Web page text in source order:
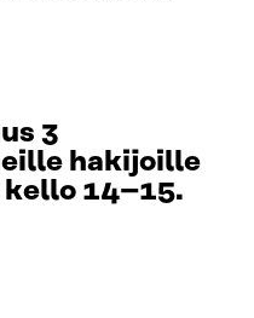
3
hakijoille
kello 14–15.